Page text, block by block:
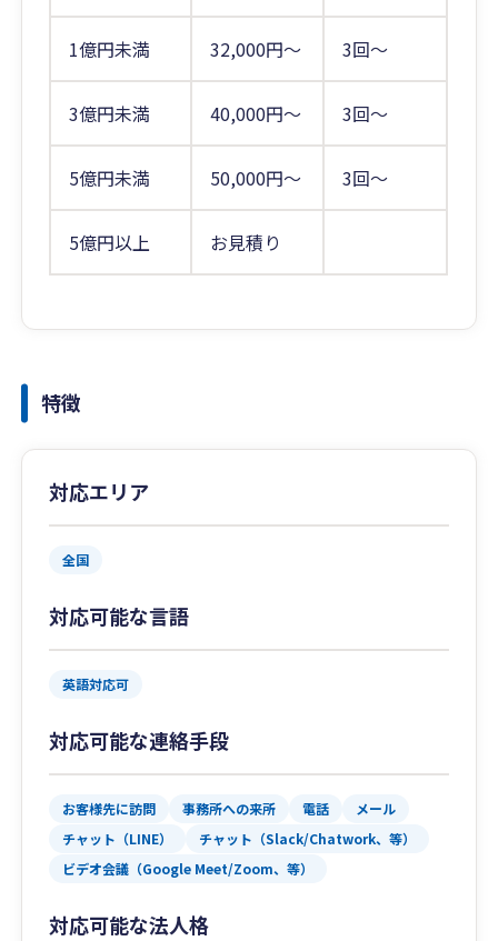
1億円未満 32,000円～ 3回～
3億円未満 40,000円～ 3回～
5億円未満 50,000円～ 3回～
5億円以上 お見積り
特徴
対応エリア
全国
対応可能な言語
英語対応可
対応可能な連絡手段
お客様先に訪問 事務所への来所 電話
メール
チャット（LINE）
チャット（Slack/Chatwork、等）
ビデオ会議（Google Meet/Zoom、等）
対応可能な法人格